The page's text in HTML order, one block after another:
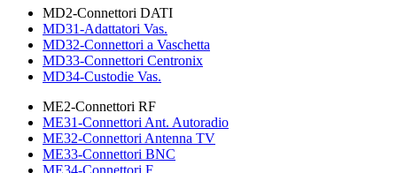
MD2-Connettori DATI
MD31-Adattatori Vas.
MD32-Connettori a Vaschetta
MD33-Connettori Centronix
MD34-Custodie Vas.
ME2-Connettori RF
ME31-Connettori Ant. Autoradio
ME32-Connettori Antenna TV
ME33-Connettori BNC
ME34-Connettori F